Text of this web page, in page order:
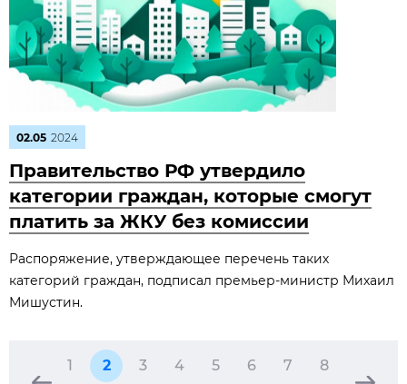
02.05 2024
Правительство РФ утвердило
категории граждан, которые смогут
платить за ЖКУ без комиссии
Распоряжение, утверждающее перечень таких
категорий граждан, подписал премьер-министр Михаил
Мишустин.
1 2 3 4 5 6 7
8